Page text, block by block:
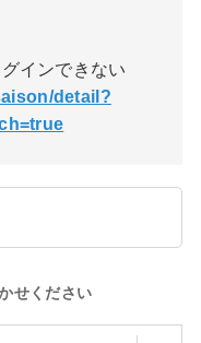
インできない
detail?
せください